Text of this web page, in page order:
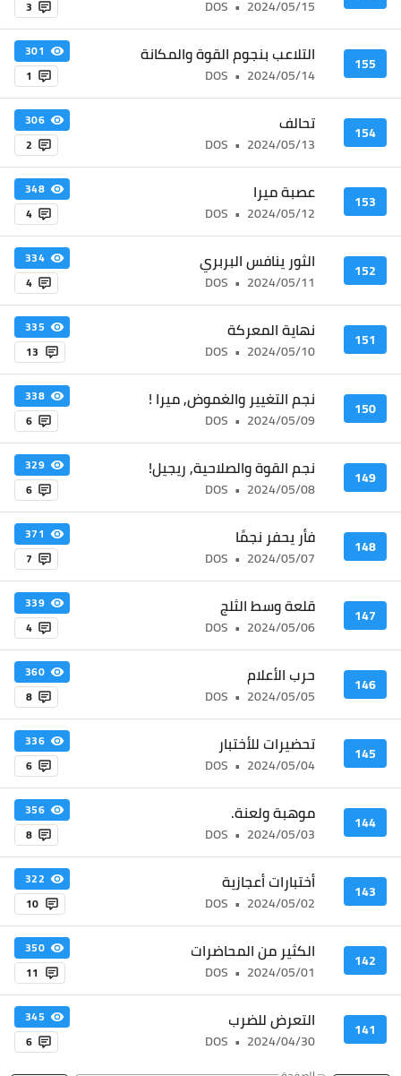
2024/05/15
•
DOS
3
155 التلاعب بنجوم القوة والمكانة
2024/05/14
•
DOS
301
1
154 تحالف
2024/05/13
•
DOS
306
2
153 عصبة ميرا
2024/05/12
•
DOS
348
4
152 الثور ينافس البربري
2024/05/11
•
DOS
334
4
151 نهاية المعركة
2024/05/10
•
DOS
335
13
150 نجم التغيير والغموض, ميرا !
2024/05/09
•
DOS
338
6
149 نجم القوة والصلاحية, ريجيل!
2024/05/08
•
DOS
329
6
148 فأر يحفر نجمًا
2024/05/07
•
DOS
371
7
147 قلعة وسط الثلج
2024/05/06
•
DOS
339
4
146 حرب الأعلام
2024/05/05
•
DOS
360
8
145 تحضيرات للأختبار
2024/05/04
•
DOS
336
6
144 موهبة ولعنة.
2024/05/03
•
DOS
356
8
143 أختبارات أعجازية
2024/05/02
•
DOS
322
10
142 الكثير من المحاضرات
2024/05/01
•
DOS
350
11
141 التعرض للضرب
2024/04/30
•
DOS
345
6